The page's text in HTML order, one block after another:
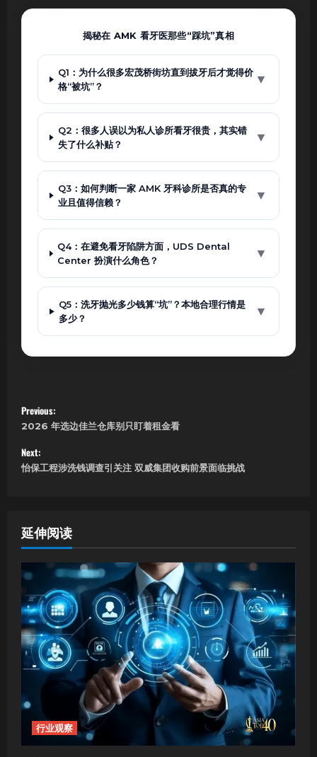
揭秘在 AMK 看牙医那些“踩坑”真相
Q1：为什么很多宏茂桥街坊直到拔牙后才觉得价
格“被坑”？
▼
Q2：很多人误以为私人诊所看牙很贵，其实错
失了什么补贴？
▼
Q3：如何判断一家 AMK 牙科诊所是否真的专
业且值得信赖？
▼
Q4：在避免看牙陷阱方面，UDS Dental
Center 扮演什么角色？
▼
Q5：洗牙抛光多少钱算“坑”？本地合理行情是
多少？
▼
P
o
s
n
a
v
i
g
a
t
Previous:
2026 年选边佳兰仓库别只盯着租金看
Next:
怡保工程涉洗钱调查引关注 双威集团收购前景面临挑战
延伸阅读
行业观察